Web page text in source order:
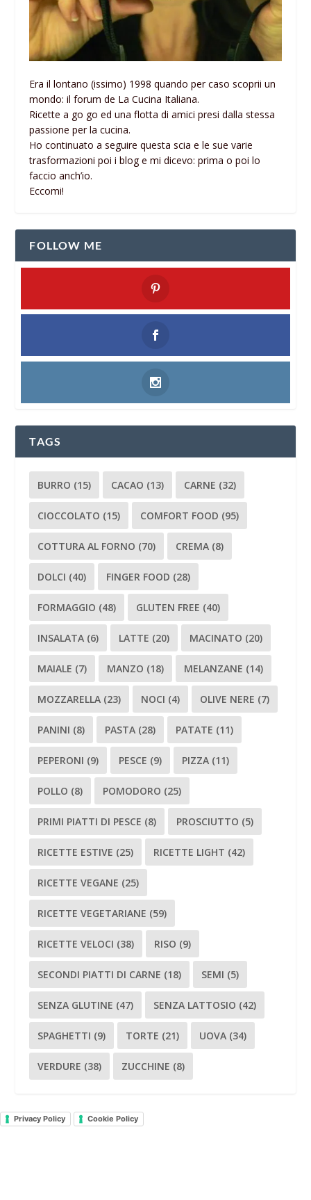
Era il lontano (issimo) 1998 quando per caso scoprii un
mondo: il forum de La Cucina Italiana.
Ricette a go go ed una flotta di amici presi dalla stessa
passione per la cucina.
Ho continuato a seguire questa scia e le sue varie
trasformazioni poi i blog e mi dicevo: prima o poi lo
faccio anch’io.
Eccomi!
FOLLOW ME
TAGS
BURRO (15) CACAO (13) CARNE (32)
CIOCCOLATO (15) COMFORT FOOD (95)
COTTURA AL FORNO (70) CREMA (8)
DOLCI (40) FINGER FOOD (28)
FORMAGGIO (48) GLUTEN FREE (40)
INSALATA (6) LATTE (20) MACINATO (20)
MAIALE (7) MANZO (18) MELANZANE (14)
MOZZARELLA (23) NOCI (4) OLIVE NERE (7)
PANINI (8) PASTA (28) PATATE (11)
PEPERONI (9) PESCE (9) PIZZA (11)
POLLO (8) POMODORO (25)
PRIMI PIATTI DI PESCE (8) PROSCIUTTO (5)
RICETTE ESTIVE (25) RICETTE LIGHT (42)
RICETTE VEGANE (25)
RICETTE VEGETARIANE (59)
RICETTE VELOCI (38) RISO (9)
SECONDI PIATTI DI CARNE (18) SEMI (5)
SENZA GLUTINE (47) SENZA LATTOSIO (42)
SPAGHETTI (9) TORTE (21) UOVA (34)
VERDURE (38) ZUCCHINE (8)
Privacy Policy Cookie Policy